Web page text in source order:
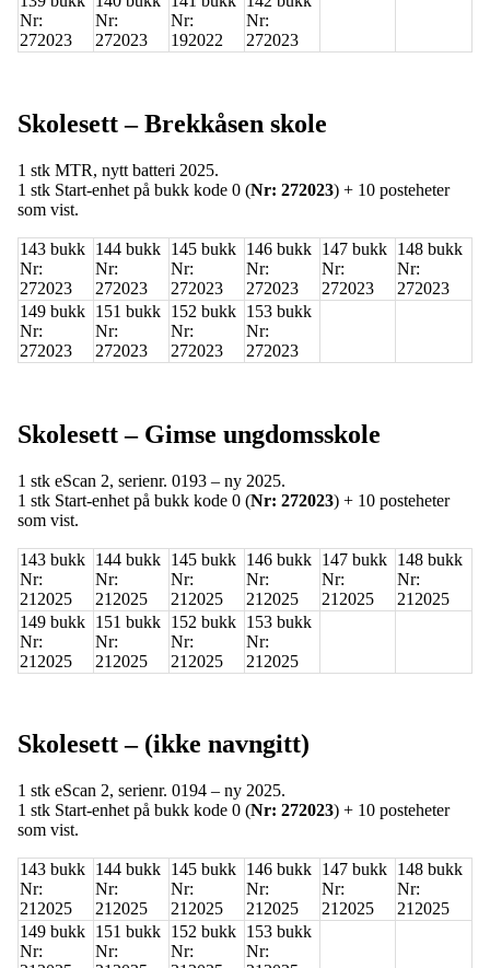
Nr:
272023
Nr:
272023
Nr:
192022
Nr:
272023
Skolesett – Brekkåsen skole
1 stk MTR, nytt batteri 2025.
1 stk Start‑enhet på bukk kode 0 (Nr: 272023) + 10 posteheter
som vist.
143 bukk
Nr:
272023
144 bukk
Nr:
272023
145 bukk
Nr:
272023
146 bukk
Nr:
272023
147 bukk
Nr:
272023
148 bukk
Nr:
272023
149 bukk
Nr:
272023
151 bukk
Nr:
272023
152 bukk
Nr:
272023
153 bukk
Nr:
272023
Skolesett – Gimse ungdomsskole
1 stk eScan 2, serienr. 0193 – ny 2025.
1 stk Start‑enhet på bukk kode 0 (Nr: 272023) + 10 posteheter
som vist.
143 bukk
Nr:
212025
144 bukk
Nr:
212025
145 bukk
Nr:
212025
146 bukk
Nr:
212025
147 bukk
Nr:
212025
148 bukk
Nr:
212025
149 bukk
Nr:
212025
151 bukk
Nr:
212025
152 bukk
Nr:
212025
153 bukk
Nr:
212025
Skolesett – (ikke navngitt)
1 stk eScan 2, serienr. 0194 – ny 2025.
1 stk Start‑enhet på bukk kode 0 (Nr: 272023) + 10 posteheter
som vist.
143 bukk
Nr:
212025
144 bukk
Nr:
212025
145 bukk
Nr:
212025
146 bukk
Nr:
212025
147 bukk
Nr:
212025
148 bukk
Nr:
212025
149 bukk
Nr:
151 bukk
Nr:
152 bukk
Nr:
153 bukk
Nr: